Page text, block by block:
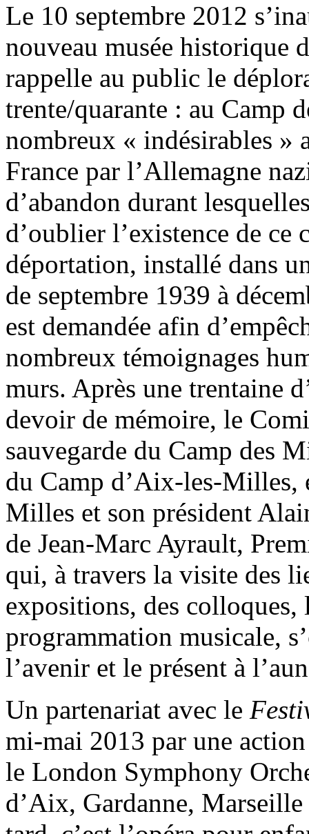
Le 10 septembre 2012
nouveau musée historique
rappelle au public le
trente/quarante : au Camp
nombreux « indésirables »
France par l’Allemagne
d’abandon durant
d’oublier l’existence de ce
déportation, installé dans
de septembre 1939 à
est demandée afin
nombreux témoignages
murs. Après une trentaine
devoir de mémoire, le
sauvegarde du Camp des
du Camp d’Aix-les-Milles,
Milles et son président
de Jean-Marc Ayrault,
qui, à travers la visite des
expositions, des
programmation musicale,
l’avenir et le présent à
Un partenariat avec le
mi-mai 2013 par une
le London Symphony
d’Aix, Gardanne,